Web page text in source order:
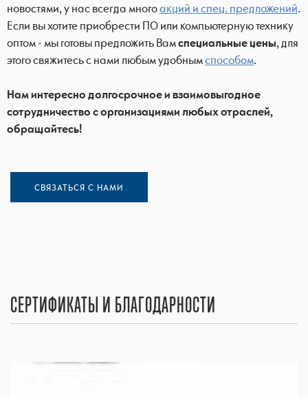
новостями, у нас всегда многоакций и спец. предложений.
Если вы хотите приобрести ПО или компьютерную технику
оптом - мы готовы предложить Вамспециальные цены, для
этого свяжитесь с нами любым удобнымспособом.
Нам интересно долгосрочное и взаимовыгодное
сотрудничество с организациями любых отраслей,
обращайтесь!
СВЯЗАТЬСЯ С НАМИ
СЕРТИФИКАТЫ И БЛАГОДАРНОСТИ